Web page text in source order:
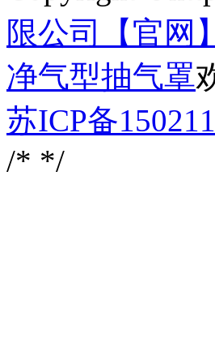
限公司【官网】
净气型抽气罩
苏ICP备
/* */